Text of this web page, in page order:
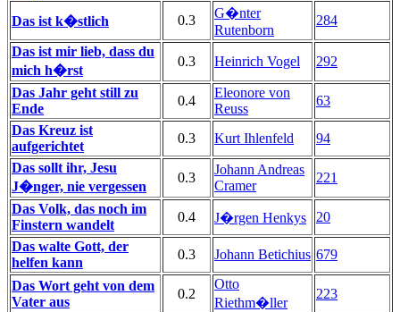
Das ist k�stlich 0.3
G�nter
Rutenborn
284
Das ist mir lieb, dass du
mich h�rst
0.3 Heinrich Vogel 292
Das Jahr geht still zu
Ende
0.4
Eleonore von
Reuss
63
Das Kreuz ist
aufgerichtet
0.3 Kurt Ihlenfeld
94
Das sollt ihr, Jesu
J�nger, nie vergessen
0.3
Johann Andreas
Cramer
221
Das Volk, das noch im
Finstern wandelt
0.4 J�rgen Henkys
20
Das walte Gott, der
helfen kann
0.3 Johann Betichius 679
Das Wort geht von dem
Vater aus
0.2
Otto
Riethm�ller
223